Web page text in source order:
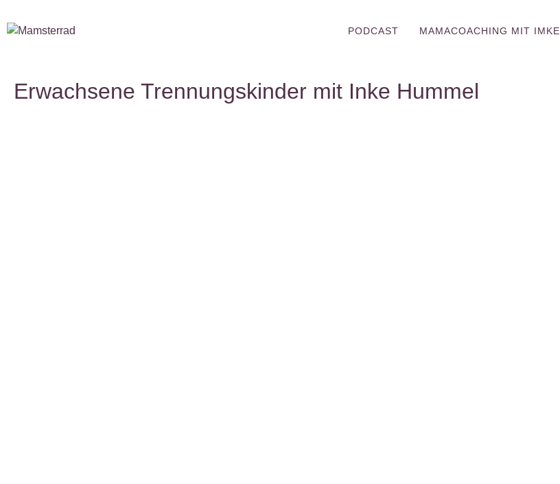
PODCAST MAMACOACHING MIT IMKE
Erwachsene Trennungskinder mit Inke Hummel